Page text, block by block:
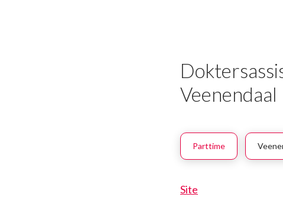
Veenendaal
Parttime
Site